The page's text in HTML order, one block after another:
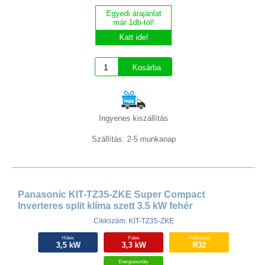
Egyedi árajánlat
már 1db-tól!
Katt ide!
Ingyenes kiszállítás
Szállítás: 2-5 munkanap
Panasonic KIT-TZ35-ZKE Super Compact
Inverteres split klíma szett 3.5 kW fehér
Cikkszám: KIT-TZ35-ZKE
Hűtés
3,5 kW
Fűtés
3,3 kW
Hűtőközeg
R32
Energiaosztály